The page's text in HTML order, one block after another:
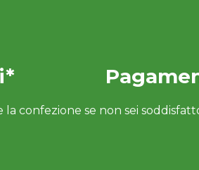
confezione se non sei